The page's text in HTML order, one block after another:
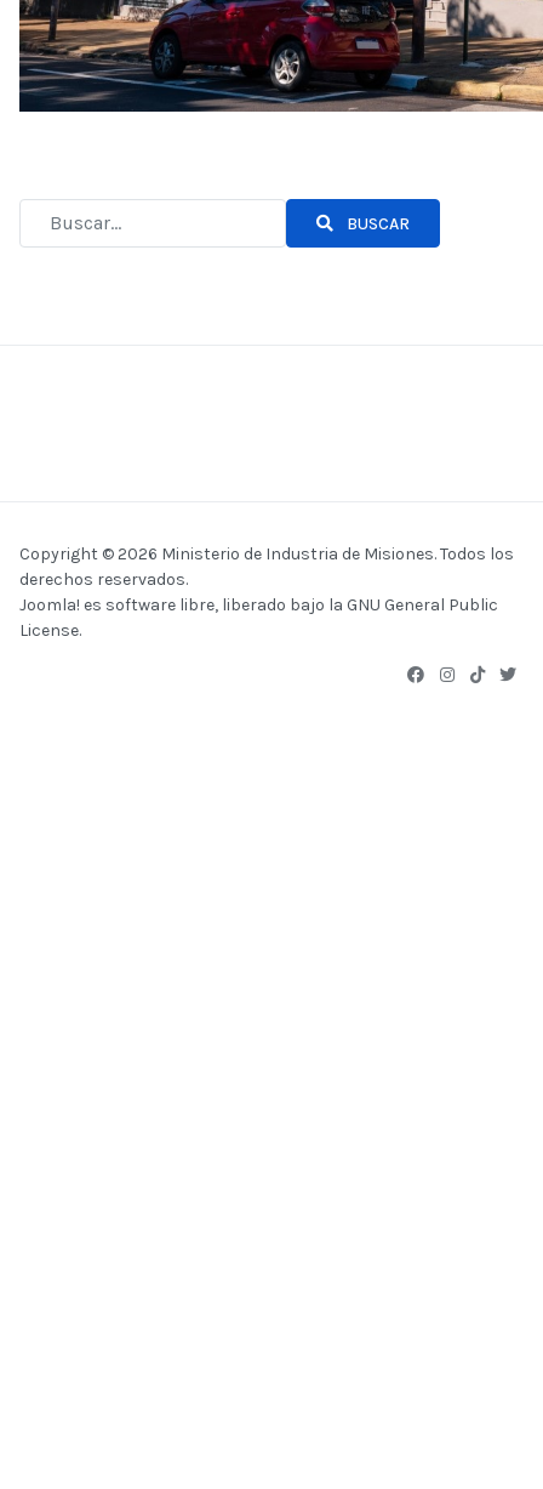
BUSCAR
Copyright © 2026 Ministerio de Industria de Misiones. Todos los
derechos reservados.
Joomla! es software libre, liberado bajo la GNU General Public
License.